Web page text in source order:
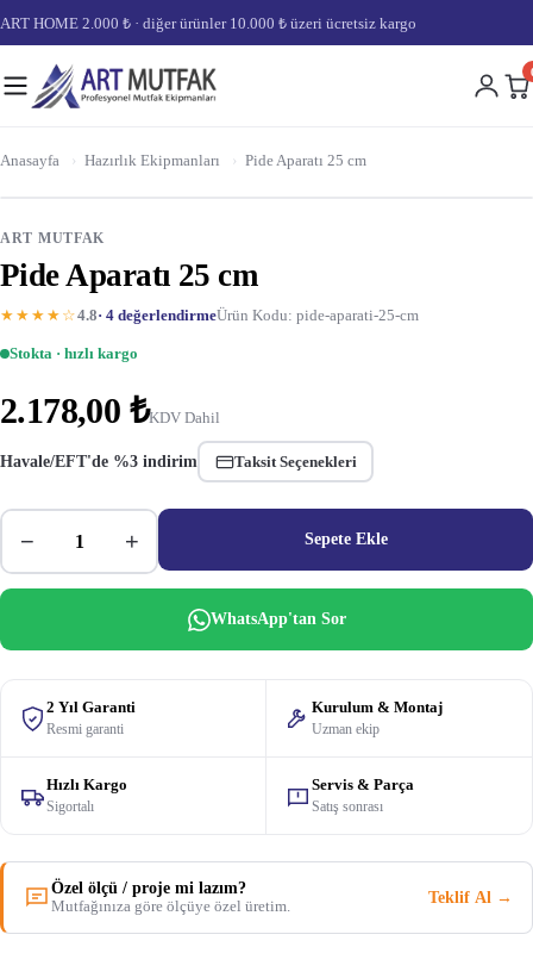
ART HOME 2.000 ₺ · diğer ürünler 10.000 ₺ üzeri ücretsiz kargo
Anasayfa › Hazırlık Ekipmanları › Pide Aparatı 25 cm
ART MUTFAK
Pide Aparatı 25 cm
★★★★☆4.8· 4 değerlendirmeÜrün Kodu: pide-aparati-25-cm
Stokta · hızlı kargo
2.178,00 ₺KDV Dahil
Havale/EFT'de %3 indirim Taksit Seçenekleri
− + Sepete Ekle
WhatsApp'tan Sor
2 Yıl Garanti
Resmi garanti
Kurulum & Montaj
Uzman ekip
Hızlı Kargo
Sigortalı
Servis & Parça
Satış sonrası
Özel ölçü / proje mi lazım?
Mutfağınıza göre ölçüye özel üretim.
Teklif Al →